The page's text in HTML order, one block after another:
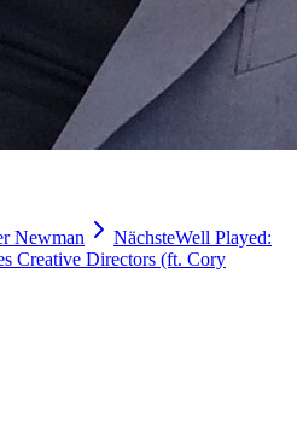
Newman NächsteWell Played:
Creative Directors (ft. Cory